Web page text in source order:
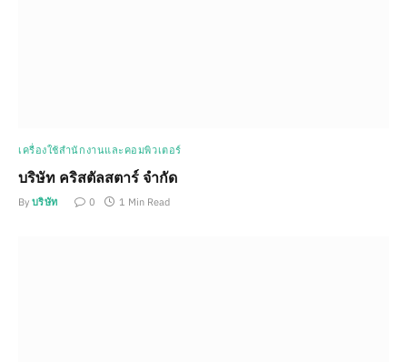
เครื่องใช้สำนักงานและคอมพิวเตอร์
บริษัท คริสตัลสตาร์ จำกัด
By บริษัท 0 1 Min Read